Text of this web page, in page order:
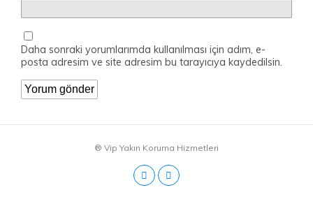
Daha sonraki yorumlarımda kullanılması için adım, e-
posta adresim ve site adresim bu tarayıcıya kaydedilsin.
® Vip Yakın Koruma Hizmetleri